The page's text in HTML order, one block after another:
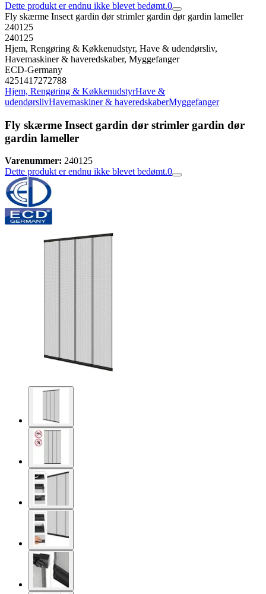
Dette produkt er endnu ikke blevet bedømt.0
Fly skærme Insect gardin dør strimler gardin dør gardin lameller
240125
240125
Hjem, Rengøring & Køkkenudstyr, Have & udendørsliv,
Havemaskiner & haveredskaber, Myggefanger
ECD-Germany
4251417272788
Hjem, Rengøring & KøkkenudstyrHave &
udendørslivHavemaskiner & haveredskaberMyggefanger
Fly skærme Insect gardin dør strimler gardin dør
gardin lameller
Varenummer: 240125
Dette produkt er endnu ikke blevet bedømt.0